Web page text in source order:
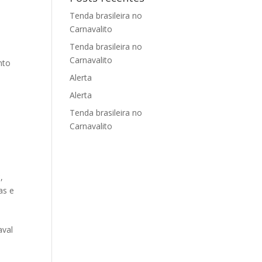
,
e
Tenda brasileira no
Carnavalito
Tenda brasileira no
Carnavalito
Alerta
Alerta
Tenda brasileira no
Carnavalito